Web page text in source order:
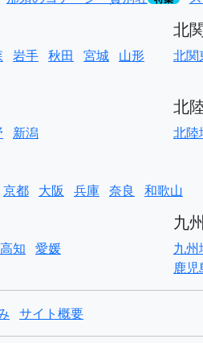
岩手 秋田 宮城 山形
北
北関
新潟
北
北陸
京都 大阪 兵庫 奈良 和歌山
高知 愛媛
九
九州
鹿児
サイト概要